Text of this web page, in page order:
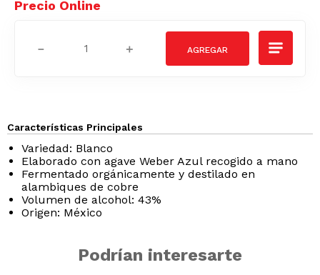
＋
－
Características Principales
Variedad: Blanco
Elaborado con agave Weber Azul recogido a mano
Fermentado orgánicamente y destilado en
alambiques de cobre
Volumen de alcohol: 43%
Origen: México
Podrían interesarte